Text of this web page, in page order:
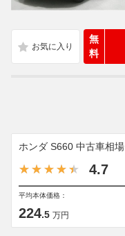
無
料
ホンダ S660 中古車相場
4.7
平均本体価格：
224.5 万円